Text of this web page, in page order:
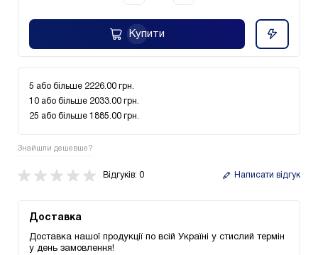
Купити
5 або більше 2226.00 грн.
10 або більше 2033.00 грн.
25 або більше 1885.00 грн.
Знайшли дешевше?
Відгуків: 0 Написати відгук
Доставка
Доставка нашої продукції по всій Україні у стислий термін
у день замовлення!